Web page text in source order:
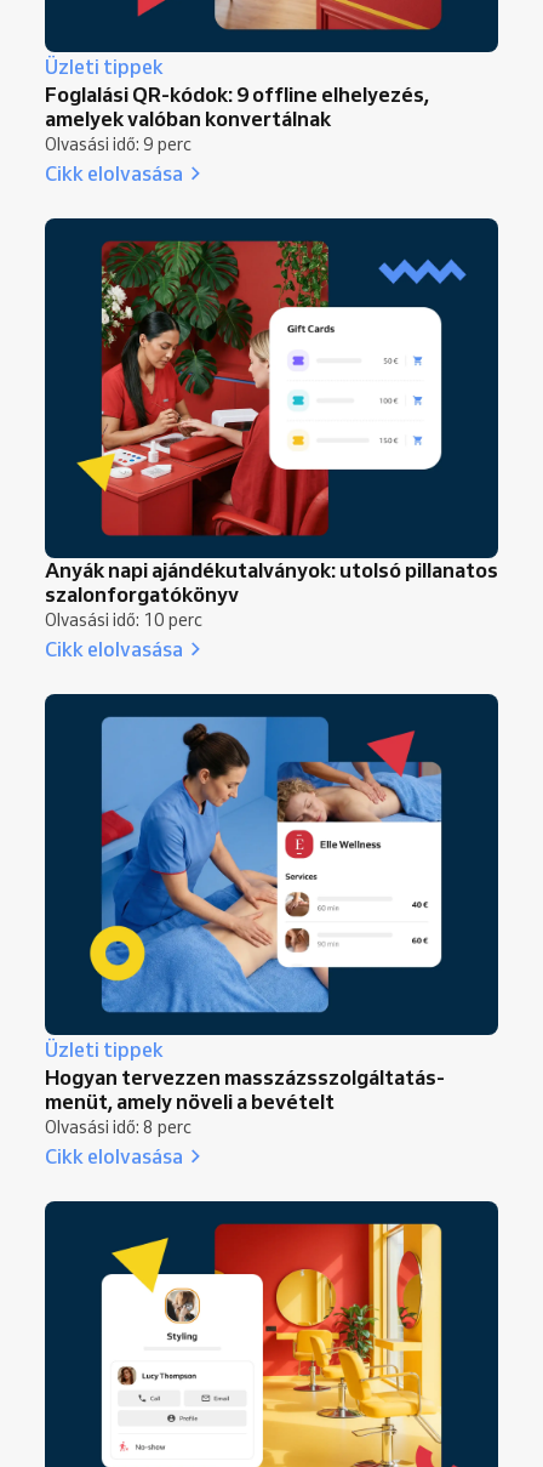
Üzleti tippek
Foglalási QR-kódok: 9 offline elhelyezés,
amelyek valóban konvertálnak
Olvasási idő: 9 perc
Cikk elolvasása
Anyák napi ajándékutalványok: utolsó pillanatos
szalonforgatókönyv
Olvasási idő: 10 perc
Cikk elolvasása
Üzleti tippek
Hogyan tervezzen masszázsszolgáltatás-
menüt, amely növeli a bevételt
Olvasási idő: 8 perc
Cikk elolvasása